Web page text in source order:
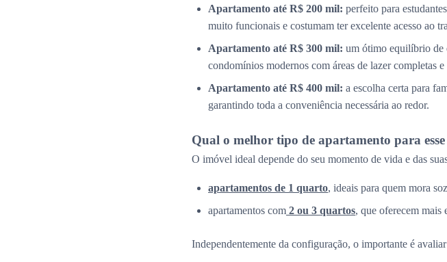
Apartamento até R$ 200 mil: perfeito para
muito funcionais e costumam ter excelente acesso ao
Apartamento até R$ 300 mil: um ótimo equilíbrio de
condomínios modernos com áreas de lazer completas
Apartamento até R$ 400 mil: a escolha certa para
garantindo toda a conveniência necessária ao redor.
Qual o melhor tipo de apartamento para
O imóvel ideal depende do seu momento de vida e das
apartamentos de 1 quarto, ideais para quem mora
apartamentos com 2 ou 3 quartos, que oferecem mais
Independentemente da configuração, o importante é